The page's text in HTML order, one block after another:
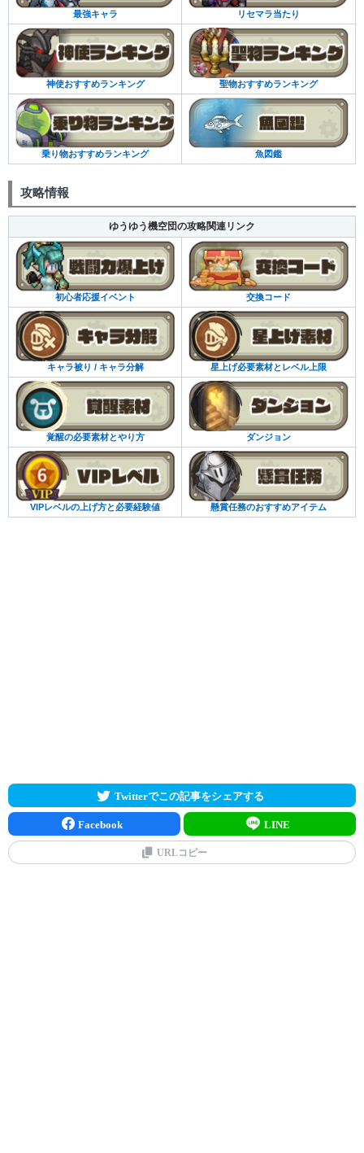
最強キャラ リセマラ当たり
神使おすすめランキング 聖物おすすめランキング
乗り物おすすめランキング 魚図鑑
攻略情報
ゆうゆう機空団の攻略関連リンク
初心者応援イベント 交換コード
キャラ被り / キャラ分解 星上げ必要素材とレベル上限
覚醒の必要素材とやり方 ダンジョン
VIPレベルの上げ方と必要経験値 懸賞任務のおすすめアイテム
Twitterでこの記事をシェアする
Facebook LINE
URLコピー